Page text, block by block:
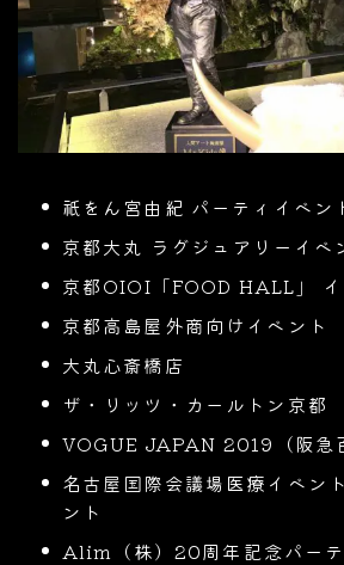
祇をん宮由紀 パーティイベン
京都大丸 ラグジュアリーイベ
京都OIOI「FOOD HALL」 イ
京都高島屋外商向けイベント
大丸心斎橋店
ザ・リッツ・カールトン京都
VOGUE JAPAN 2019（阪急
名古屋国際会議場医療イベン
ント
Alim（株）20周年記念パーテ